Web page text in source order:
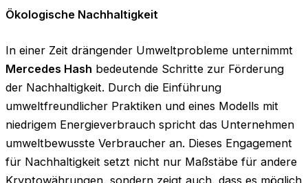
Ökologische Nachhaltigkeit
In einer Zeit drängender Umweltprobleme unternimmt
Mercedes Hash bedeutende Schritte zur Förderung
der Nachhaltigkeit. Durch die Einführung
umweltfreundlicher Praktiken und eines Modells mit
niedrigem Energieverbrauch spricht das Unternehmen
umweltbewusste Verbraucher an. Dieses Engagement
für Nachhaltigkeit setzt nicht nur Maßstäbe für andere
Kryptowährungen, sondern zeigt auch, dass es möglich